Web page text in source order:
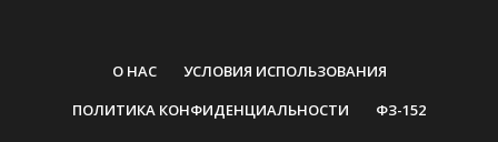
О НАС
УСЛОВИЯ ИСПОЛЬЗОВАНИЯ
ПОЛИТИКА КОНФИДЕНЦИАЛЬНОСТИ
ФЗ-152